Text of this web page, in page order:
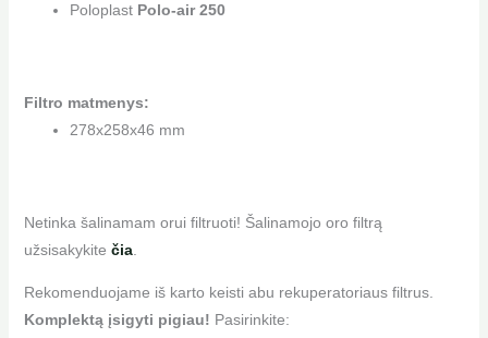
Poloplast Polo-air 250
Filtro matmenys:
278x258x46 mm
Netinka šalinamam orui filtruoti! Šalinamojo oro filtrą
užsisakykite čia.
Rekomenduojame iš karto keisti abu rekuperatoriaus filtrus.
Komplektą įsigyti pigiau! Pasirinkite: